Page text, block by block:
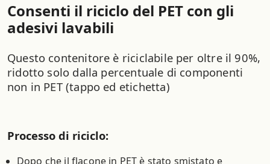
Consenti il riciclo del PET con gli
adesivi lavabili
Questo contenitore è riciclabile per oltre il 90%,
ridotto solo dalla percentuale di componenti
non in PET (tappo ed etichetta)
Processo di riciclo:
Dopo che il flacone in PET è stato smistato e